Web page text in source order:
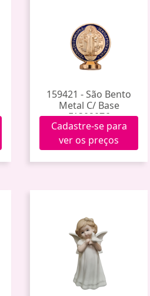
159421 - São Bento
Metal C/ Base
F1302076
Cadastre-se para
ver os preços